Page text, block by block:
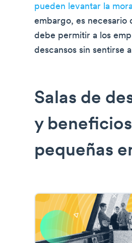
pueden levantar la
embargo, es necesario
debe permitir a los
descansos sin sentirse
Salas de
y
pequeñas